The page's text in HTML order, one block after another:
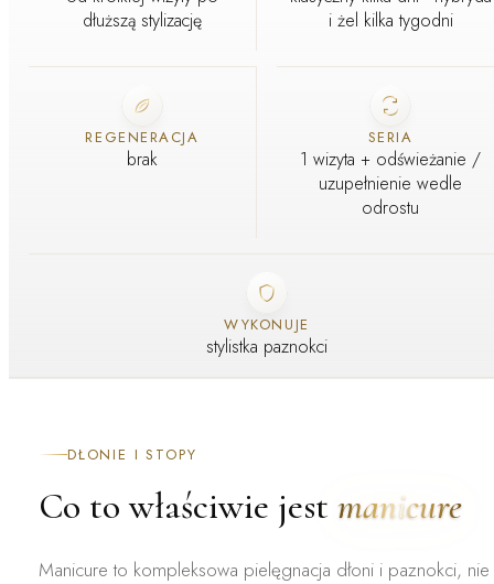
dłuższą stylizację
i żel kilka tygodni
REGENERACJA
brak
SERIA
1 wizyta + odświeżanie /
uzupełnienie wedle
odrostu
WYKONUJE
stylistka paznokci
DŁONIE I STOPY
Co to właściwie jest manicure
Manicure to kompleksowa pielęgnacja dłoni i paznokci, nie